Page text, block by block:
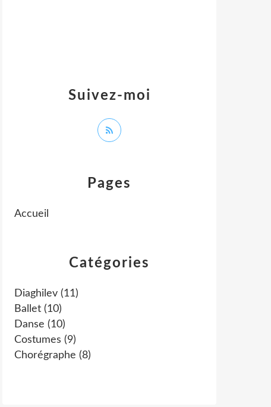
Catégories
Diaghilev (11)
Ballet (10)
Danse (10)
Costumes (9)
Chorégraphe (8)
Pages
Accueil
Suivez-moi